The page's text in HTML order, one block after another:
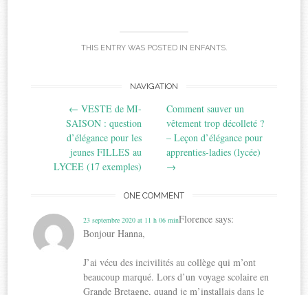
THIS ENTRY WAS POSTED IN ENFANTS.
navigation
NAVIGATION
← VESTE de MI-
SAISON : question
d’élégance pour les
jeunes FILLES au
LYCEE (17 exemples)
Comment sauver un
vêtement trop décolleté ?
– Leçon d’élégance pour
apprenties-ladies (lycée)
→
ONE COMMENT
Florence says:
23 septembre 2020 at 11 h 06 min
Bonjour Hanna,
J’ai vécu des incivilités au collège qui m’ont
beaucoup marqué. Lors d’un voyage scolaire en
Grande Bretagne, quand je m’installais dans le